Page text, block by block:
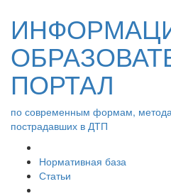
ПОРТАЛ
по современным формам,
пострадавших в ДТП
Нормативная база
Статьи